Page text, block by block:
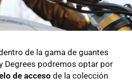
de la gama de guantes
Degrees podremos optar por
de acceso de la colección